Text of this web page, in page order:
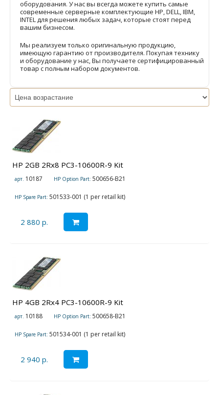
оборудования. У нас вы всегда можете купить самые
современные серверные комплектующие HP, DELL, IBM,
INTEL для решения любых задач, которые стоят перед
вашим бизнесом.
Мы реализуем только оригинальную продукцию,
имеющую гарантию от производителя. Покупая технику
и оборудование у нас, Вы получаете сертифицированный
товар с полным набором документов.
HP 2GB 2Rx8 PC3-10600R-9 Kit
арт. 10187 HP Option Part: 500656-B21
HP Spare Part: 501533-001 (1 per retail kit)
2 880 р.
HP 4GB 2Rx4 PC3-10600R-9 Kit
арт. 10188 HP Option Part: 500658-B21
HP Spare Part: 501534-001 (1 per retail kit)
2 940 р.